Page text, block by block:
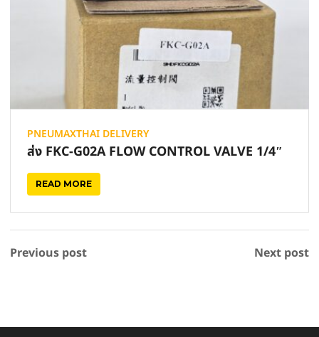
PNEUMAXTHAI DELIVERY
ส่ง FKC-G02A FLOW CONTROL VALVE 1/4″
READ MORE
Previous post Next post